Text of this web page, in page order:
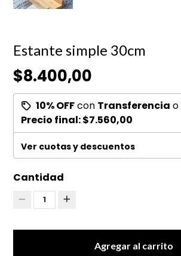
Estante simple 30cm
$8.400,00
10% OFFcon Transferencia o
Precio final:$7.560,00
Ver cuotas y descuentos
Cantidad
1
Agregar al carrito